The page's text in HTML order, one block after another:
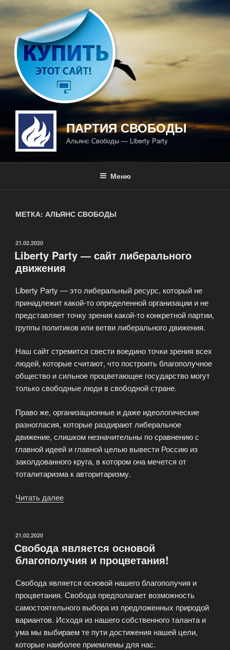
Перейти
к
содержимому
ПАРТИЯ СВОБОДЫ
Альянс Свободы — Liberty Party
Меню
МЕТКА: АЛЬЯНС СВОБОДЫ
ОПУБЛИКОВАНО
21.02.2020
Liberty Party — сайт либерального
движения
Liberty Party — это либеральный ресурс, который не
принадлежит какой-то определенной организации и не
представляет точку зрения какой-то конкретной партии,
группы политиков или ветви либерального движения.
Наш сайт стремится свести воедино точки зрения всех
людей, которые считают, что построить благополучное
общество и сильное процветающее государство могут
только свободные люди в свободной стране.
Право же, организационные и даже идеологические
разногласия, которые раздирают либеральное
движение, слишком незначительны по сравнению с
главной идеей и главной целью вывести Россию из
заколдованного круга, в котором она мечется от
тоталитаризма к авторитаризму.
Читать далее
либерального
движения»
ОПУБЛИКОВАНО
21.02.2020
Свобода является основой
благополучия и процветания!
Свобода является основой нашего благополучия и
процветания. Свобода предполагает возможность
самостоятельного выбора из предложенных природой
вариантов. Исходя из нашего собственного таланта и
ума мы выбираем те пути достижения нашей цели,
которые наиболее приемлемы для нас.